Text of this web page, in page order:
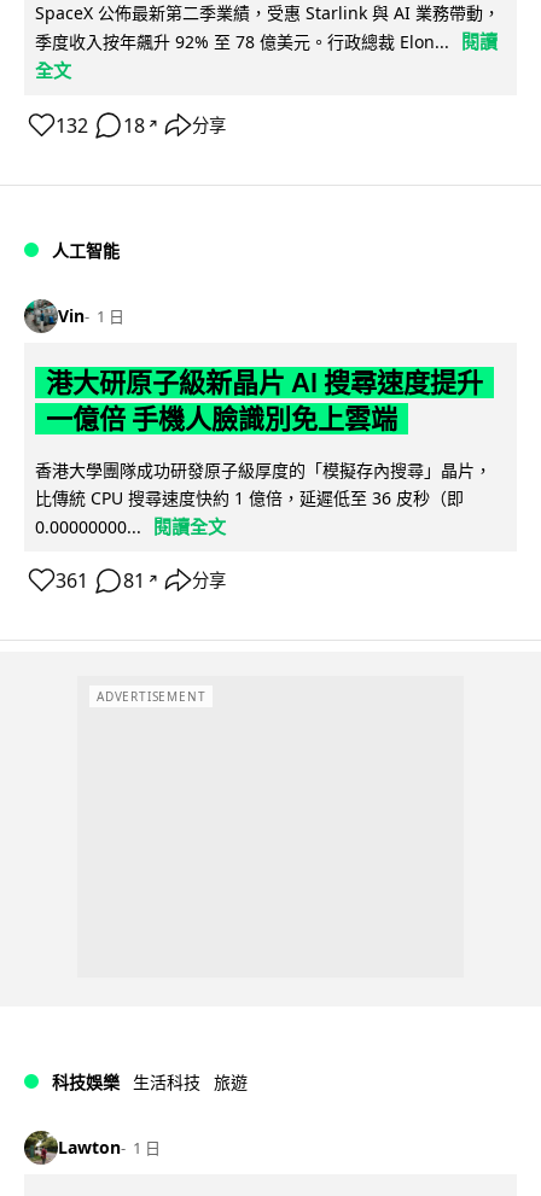
SpaceX 公佈最新第二季業績，受惠 Starlink 與 AI 業務帶動，
季度收入按年飆升 92% 至 78 億美元。行政總裁 Elon...
閱讀
全文
132 18 ↗ 分享
人工智能
Vin 1 日
港大研原子級新晶片 AI 搜尋速度提升
一億倍 手機人臉識別免上雲端
香港大學團隊成功研發原子級厚度的「模擬存內搜尋」晶片，
比傳統 CPU 搜尋速度快約 1 億倍，延遲低至 36 皮秒（即
0.00000000...
閱讀全文
361 81 ↗ 分享
ADVERTISEMENT
科技娛樂 生活科技 旅遊
Lawton 1 日